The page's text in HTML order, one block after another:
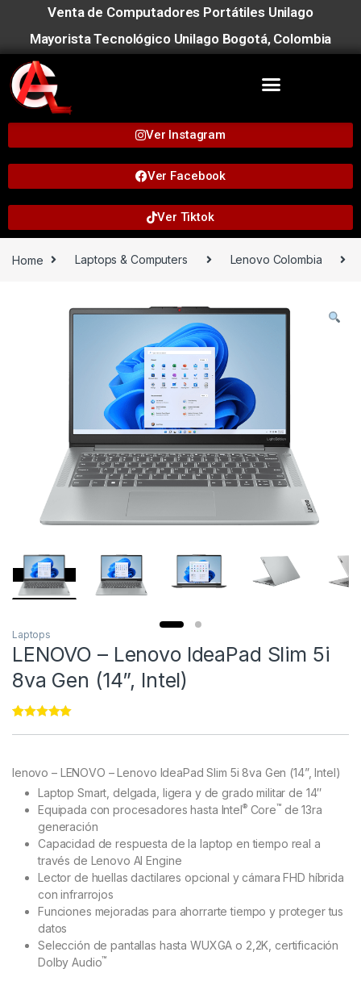
Venta de Computadores Portátiles Unilago
Mayorista Tecnológico Unilago Bogotá, Colombia
Ver Instagram
Ver Facebook
Ver Tiktok
Home Laptops & Computers Lenovo Colombia
Laptops
LENOVO – Lenovo IdeaPad Slim 5i
8va Gen (14”, Intel)
ratings
lenovo – LENOVO – Lenovo IdeaPad Slim 5i 8va Gen (14”, Intel)
Laptop Smart, delgada, ligera y de grado militar de 14″
Equipada con procesadores hasta Intel®Core™de 13ra
generación
Capacidad de respuesta de la laptop en tiempo real a
través de Lenovo AI Engine
Lector de huellas dactilares opcional y cámara FHD híbrida
con infrarrojos
Funciones mejoradas para ahorrarte tiempo y proteger tus
datos
Selección de pantallas hasta WUXGA o 2,2K, certificación
Dolby Audio™